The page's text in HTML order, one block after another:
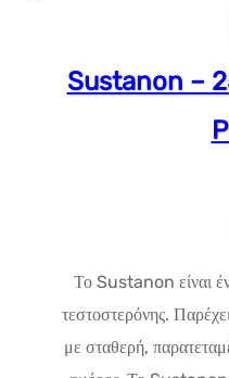
Sustanon –
Το Sustanon είναι
τεστοστερόνης.
με σταθερή,